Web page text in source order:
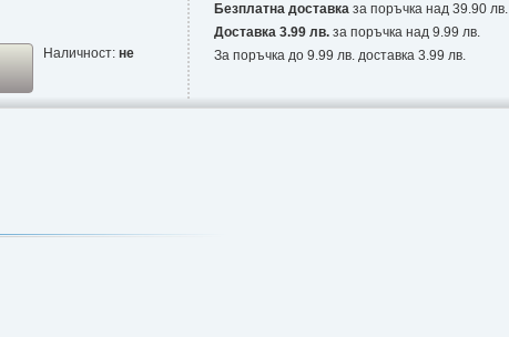
Наличност: не
Безплатна доставка за поръчка над 39.90 лв.
Доставка 3.99 лв. за поръчка над 9.99 лв.
За поръчка до 9.99 лв. доставка 3.99 лв.